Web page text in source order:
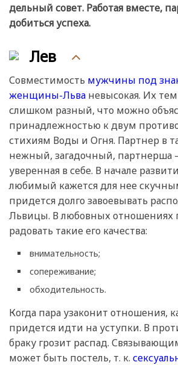
дельный совет. Работая вместе,
добиться успеха.
Лев
Совместимость мужчины под
женщины-Льва невысокая. Их
слишком разный, что можно
принадлежностью к двум
стихиям Воды и Огня. Партнер в
нежный, загадочный, партнерша
уверенная в себе. В начале
любимый кажется для нее
придется долго завоевывать
Львицы. В любовных отношениях
радовать такие его качества:
внимательность;
сопереживание;
обходительность.
Когда пара узаконит отношения,
придется идти на уступки. В
браку грозит распад.
может быть постель, т. к.